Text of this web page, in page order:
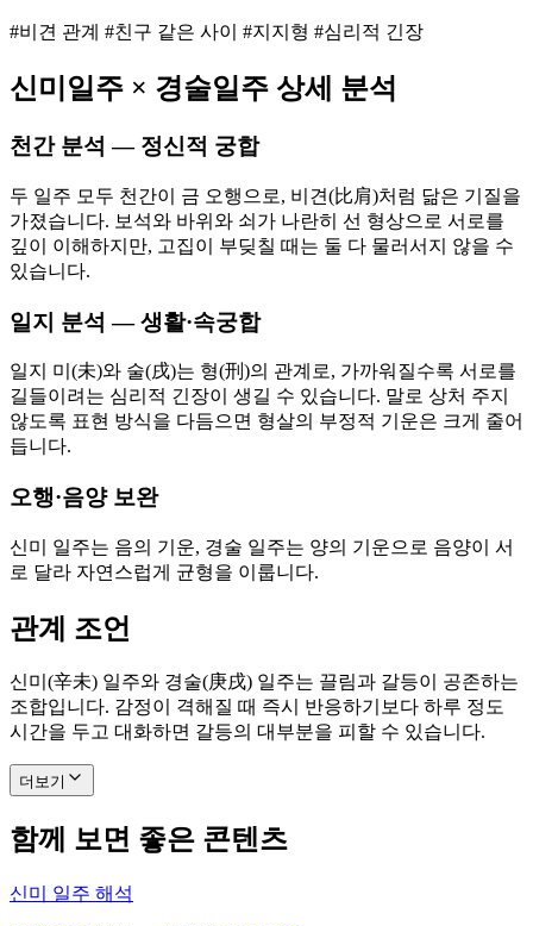
#비견 관계 #친구 같은 사이 #지지형 #심리적 긴장
신미 일주 × 경술일주 상세 분석
천간 분석 — 정신적 궁합
두 일주 모두 천간이 금 오행으로, 비견(比肩)처럼 닮은 기질을
가졌습니다. 보석와 바위와 쇠가 나란히 선 형상으로 서로를
깊이 이해하지만, 고집이 부딪칠 때는 둘 다 물러서지 않을 수
있습니다.
일지 분석 — 생활·속궁합
일지 미(未)와 술(戌)는 형(刑)의 관계로, 가까워질수록 서로를
길들이려는 심리적 긴장이 생길 수 있습니다. 말로 상처 주지
않도록 표현 방식을 다듬으면 형살의 부정적 기운은 크게 줄어
듭니다.
오행·음양 보완
신미 일주는 음의 기운, 경술 일주는 양의 기운으로 음양이 서
로 달라 자연스럽게 균형을 이룹니다.
관계 조언
신미(辛未) 일주와 경술(庚戌) 일주는 끌림과 갈등이 공존하는
조합입니다. 감정이 격해질 때 즉시 반응하기보다 하루 정도
시간을 두고 대화하면 갈등의 대부분을 피할 수 있습니다.
더보기
함께 보면 좋은 콘텐츠
신미 일주 해석